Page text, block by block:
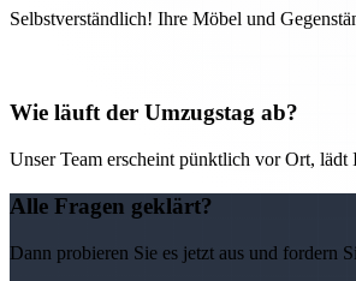
Selbstverständlich! Ihre Möbel und
Wie läuft der Umzugstag ab?
Unser Team erscheint pünktlich vor Ort, lädt
Alle Fragen geklärt?
Dann probieren Sie es jetzt aus und fordern